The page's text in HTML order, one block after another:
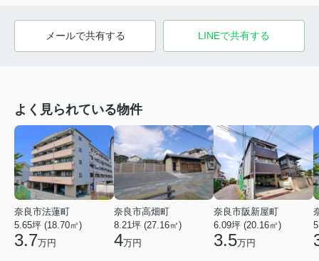
メールで共有する LINEで共有する
よく見られている物件
奈良市法蓮町
5.65坪 (18.70㎡)
3.7万円
奈良市高畑町
8.21坪 (27.16㎡)
4万円
奈良市阪新屋町
6.09坪 (20.16㎡)
3.5万円